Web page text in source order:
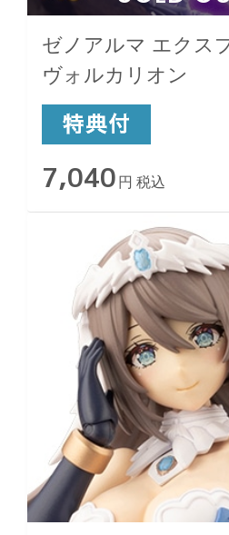
ゼノアルマ エクス
ヴォルカリオン
7,040 円 税込